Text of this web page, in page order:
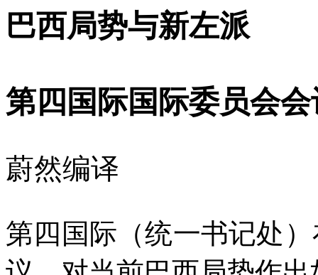
巴西局势与新左派
第四国际国际委员会
蔚然编译
第四国际（统一书记处